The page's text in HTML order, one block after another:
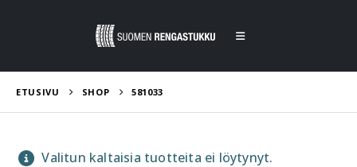
ETUSIVU SHOP 581033
Valitun kaltaisia tuotteita ei löytynyt.